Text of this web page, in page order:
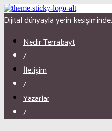
Dijital dünyayla yerin kesişiminde.
Nedir Terrabayt
/
İletişim
/
Yazarlar
/